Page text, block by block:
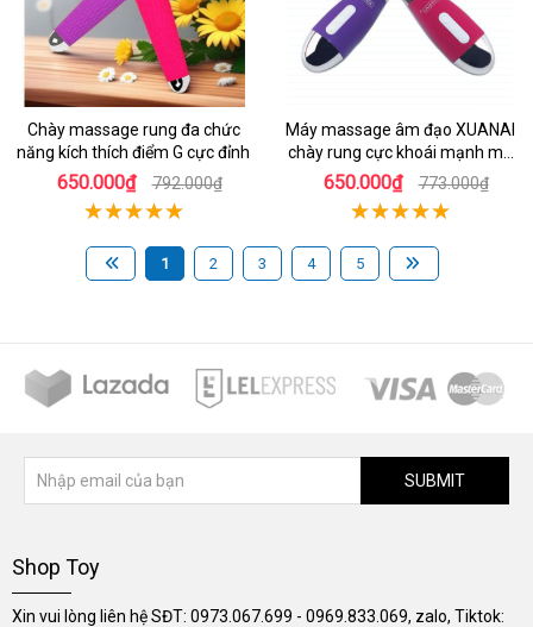
Chày massage rung đa chức
năng kích thích điểm G cực đỉnh
650.000₫ 792.000₫
Máy massage âm đạo XUANAI
chày rung cực khoái mạnh mẽ
an toàn
650.000₫ 773.000₫
1 2 3 4 5
SUBMIT
Shop Toy
Xin vui lòng liên hệ SĐT: 0973.067.699 - 0969.833.069, zalo, Tiktok: